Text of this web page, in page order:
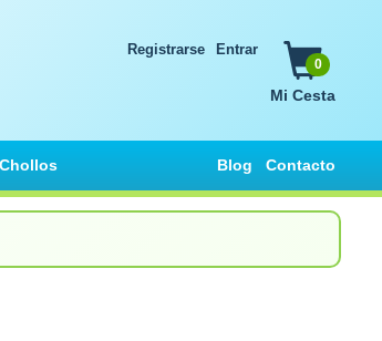
0
Mi Cesta
Registrarse Entrar
Contacto
Blog